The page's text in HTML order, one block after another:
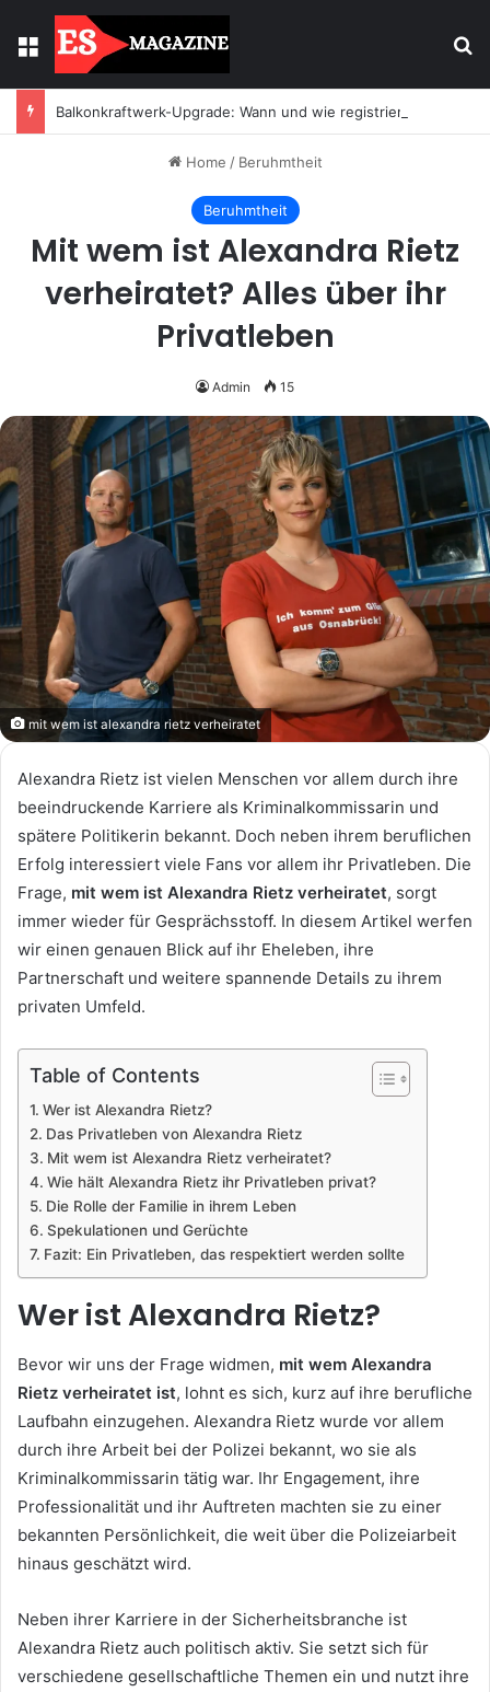
Menu
Balkonkraftwerk-Upgrade: Wann und wie registrieren
Home / Beruhmtheit
Beruhmtheit
Mit wem ist Alexandra Rietz
verheiratet? Alles über ihr
Privatleben
Admin 15
mit wem ist alexandra rietz verheiratet
Alexandra Rietz ist vielen Menschen vor allem durch ihre
beeindruckende Karriere als Kriminalkommissarin und
spätere Politikerin bekannt. Doch neben ihrem beruflichen
Erfolg interessiert viele Fans vor allem ihr Privatleben. Die
Frage, mit wem ist Alexandra Rietz verheiratet, sorgt
immer wieder für Gesprächsstoff. In diesem Artikel werfen
wir einen genauen Blick auf ihr Eheleben, ihre
Partnerschaft und weitere spannende Details zu ihrem
privaten Umfeld.
Table of Contents
Wer ist Alexandra Rietz?
Das Privatleben von Alexandra Rietz
Mit wem ist Alexandra Rietz verheiratet?
Wie hält Alexandra Rietz ihr Privatleben privat?
Die Rolle der Familie in ihrem Leben
Spekulationen und Gerüchte
Fazit: Ein Privatleben, das respektiert werden sollte
Wer ist Alexandra Rietz?
Bevor wir uns der Frage widmen, mit wem Alexandra
Rietz verheiratet ist, lohnt es sich, kurz auf ihre berufliche
Laufbahn einzugehen. Alexandra Rietz wurde vor allem
durch ihre Arbeit bei der Polizei bekannt, wo sie als
Kriminalkommissarin tätig war. Ihr Engagement, ihre
Professionalität und ihr Auftreten machten sie zu einer
bekannten Persönlichkeit, die weit über die Polizeiarbeit
hinaus geschätzt wird.
Neben ihrer Karriere in der Sicherheitsbranche ist
Alexandra Rietz auch politisch aktiv. Sie setzt sich für
verschiedene gesellschaftliche Themen ein und nutzt ihre